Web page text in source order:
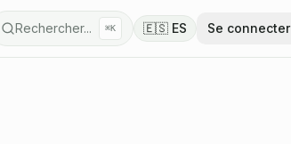
Rechercher... ⌘K 🇪🇸 ES Se connecter